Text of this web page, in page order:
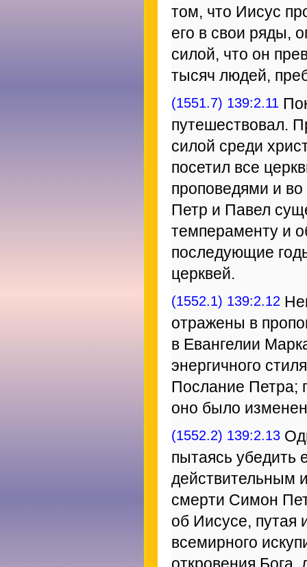
том, что Иисус
его в свои ряды,
силой, что он
тысяч людей,
(1551.7) 139:2.11
путешествовал.
силой среди
посетил все
проповедями и
Петр и Павел
темпераменту и
последующие
церквей.
(1552.1) 139:2.12
отражены в
в Евангелии
энергичного
Послание Петра;
оно было
(1552.2) 139:2.13
пытаясь убедить
действительным
смерти Симон
об Иисусе, путая
всемирного